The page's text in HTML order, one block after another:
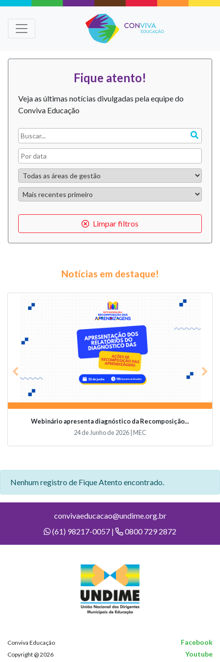
Fique atento!
Veja as últimas notícias divulgadas pela equipe do
Conviva Educação
Limpar filtros
Notícias em destaque!
Webinário apresenta diagnóstico da Recomposição...
24 de Junho de 2026 | MEC
Previous
Nenhum registro de Fique Atento encontrado.
convivaeducacao@undime.org.br
(61) 98217-0057 |
0800 729 2872
Conviva Educação Facebook
Copyright @ 2026
Youtube